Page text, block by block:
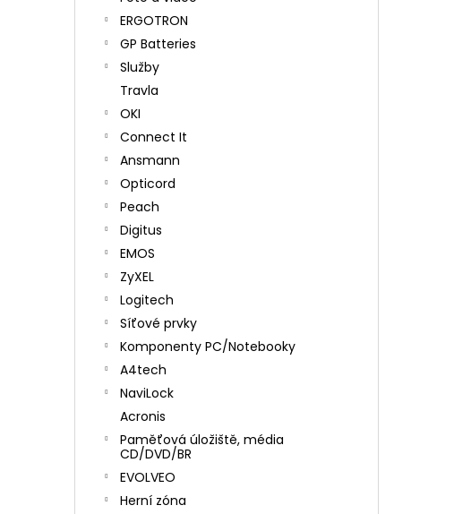
ERGOTRON
GP Batteries
Služby
Travla
OKI
Connect It
Ansmann
Opticord
Peach
Digitus
EMOS
ZyXEL
Logitech
Síťové prvky
Komponenty PC/Notebooky
A4tech
NaviLock
Acronis
Paměťová úložiště, média
CD/DVD/BR
EVOLVEO
Herní zóna